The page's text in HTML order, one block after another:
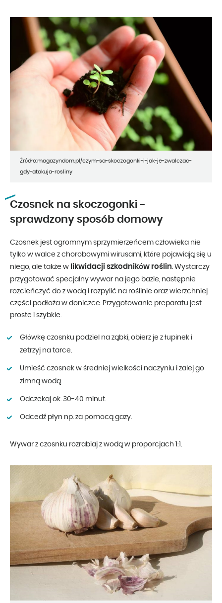
Źródło:magazyndom.pl/czym-sa-skoczogonki-i-jak-je-zwalczac-
gdy-atakuja-rosliny
Czosnek na skoczogonki -
sprawdzony sposób domowy
Czosnek jest ogromnym sprzymierzeńcem człowieka nie
tylko w walce z chorobowymi wirusami, które pojawiają się u
niego, ale także w likwidacji szkodników roślin. Wystarczy
przygotować specjalny wywar na jego bazie, następnie
rozcieńczyć do z wodą i rozpylić na roślinie oraz wierzchniej
części podłoża w doniczce. Przygotowanie preparatu jest
proste i szybkie.
Główkę czosnku podziel na ząbki, obierz je z łupinek i
zetrzyj na tarce.
Umieść czosnek w średniej wielkości naczyniu i zalej go
zimną wodą.
Odczekaj ok. 30-40 minut.
Odcedź płyn np. za pomocą gazy.
Wywar z czosnku rozrabiaj z wodą w proporcjach 1:1.